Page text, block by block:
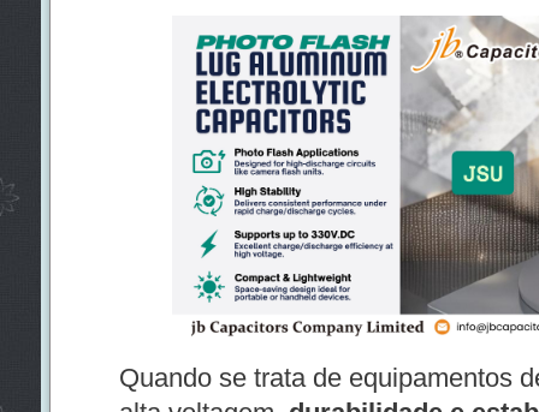
Quando se trata de equipamentos